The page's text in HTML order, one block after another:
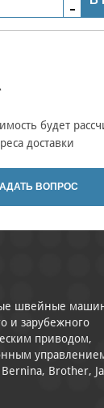
будет
доставки
ВОПРОС
швейные
и зарубежного
приводом,
Brother,